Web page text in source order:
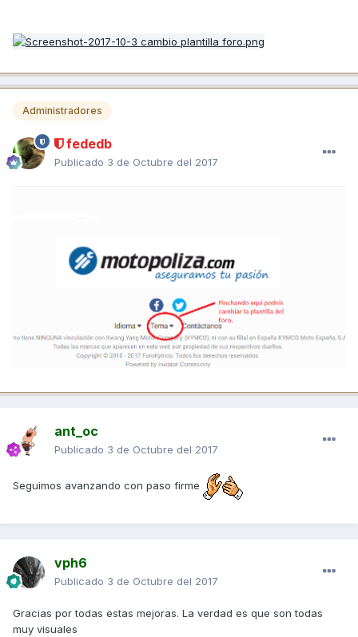
Administradores
fededb
Publicado 3 de Octubre del 2017
ant_oc
Publicado 3 de Octubre del 2017
Seguimos avanzando con paso firme
vph6
Publicado 3 de Octubre del 2017
Gracias por todas estas mejoras. La verdad es que son todas
muy visuales